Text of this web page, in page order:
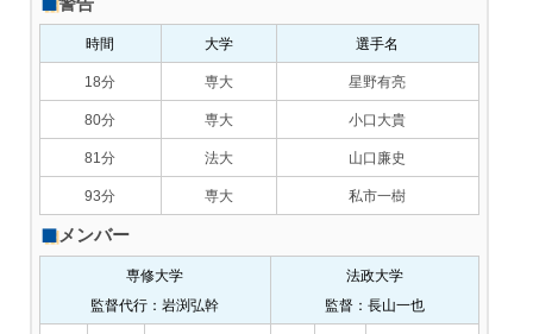
時間 大学 選手名
18分 専大 星野有亮
80分 専大 小口大貴
81分 法大 山口廉史
93分 専大 私市一樹
メンバー
専修大学
監督代行：岩渕弘幹
法政大学
監督：長山一也